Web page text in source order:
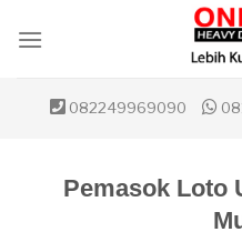
082249969090
Pemasok Loto